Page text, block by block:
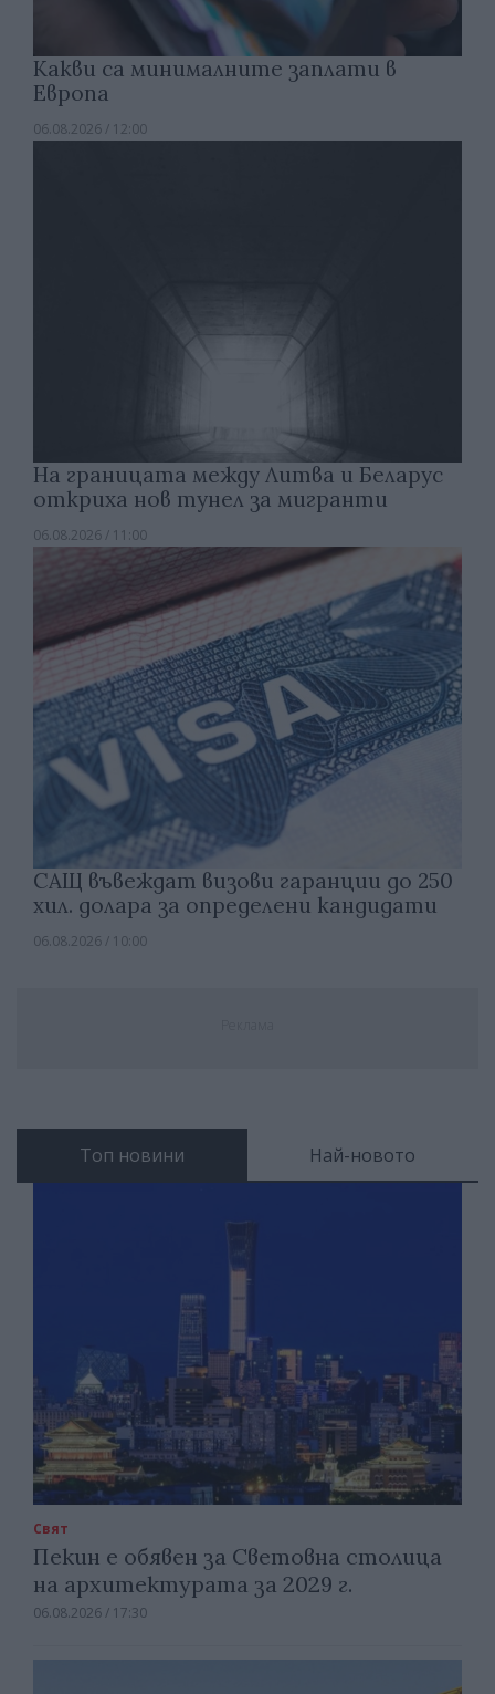
Какви са минималните заплати в
Европа
06.08.2026 / 12:00
На границата между Литва и Беларус
откриха нов тунел за мигранти
06.08.2026 / 11:00
САЩ въвеждат визови гаранции до 250
хил. долара за определени кандидати
06.08.2026 / 10:00
Топ новини Най-новото
Свят
Пекин е обявен за Световна столица
на архитектурата за 2029 г.
06.08.2026 / 17:30